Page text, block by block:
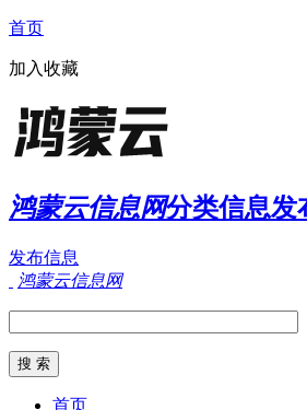
首页
加入收藏
鸿蒙云信息网分类信息发
发布信息
鸿蒙云信息网
首页